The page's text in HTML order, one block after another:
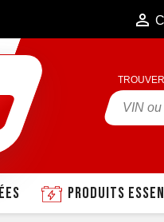

Produits